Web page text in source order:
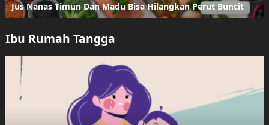
Jus Nanas Timun Dan Madu Bisa Hilangkan Perut Buncit
Ibu Rumah Tangga